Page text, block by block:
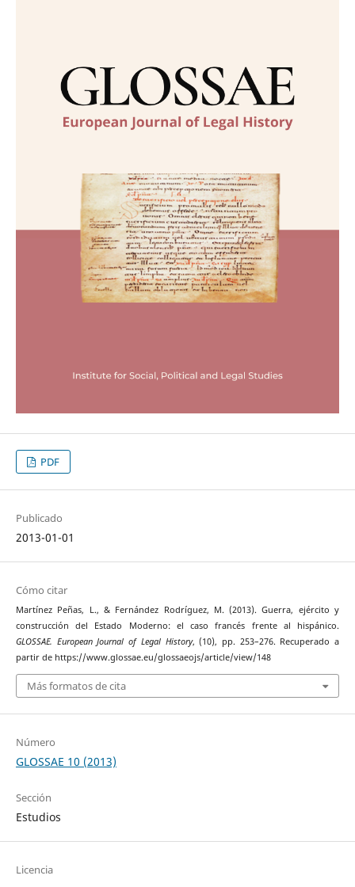
PDF
Publicado
2013-01-01
Cómo citar
Martínez Peñas, L., & Fernández Rodríguez, M. (2013). Guerra, ejército y
construcción del Estado Moderno: el caso francés frente al hispánico.
GLOSSAE. European Journal of Legal History, (10), pp. 253–276. Recuperado a
partir de https://www.glossae.eu/glossaeojs/article/view/148
Más formatos de cita
Número
GLOSSAE 10 (2013)
Sección
Estudios
Licencia